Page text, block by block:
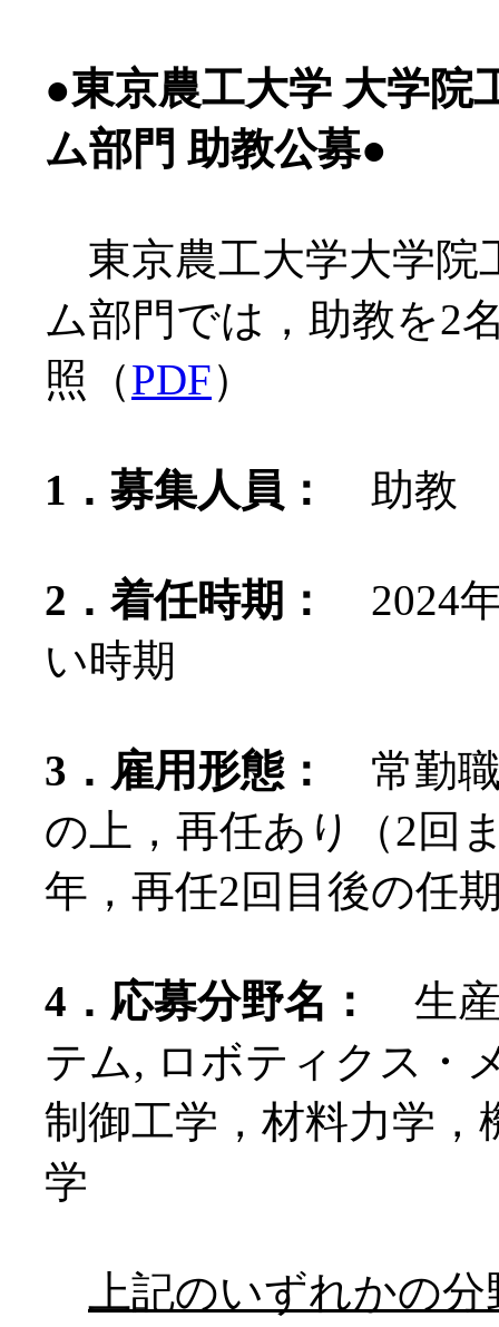
●東京農工大学 大学院
ム部門 助教公募●
東京農工大学大学
ム部門では，助教を
照（PDF）
1．募集人員： 助教
2．着任時期：
2024
い時期
3．雇用形態：
常勤職
の上，再任あり（2回
年，再任2回目後の任
4．応募分野名：
生産
テム, ロボティクス・
制御工学，材料力学，
学
上記のいずれかの